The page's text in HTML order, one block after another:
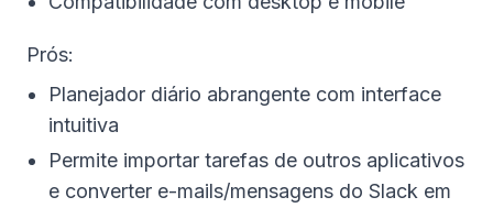
Prós:
Planejador diário abrangente com interface
intuitiva
Permite importar tarefas de outros aplicativos
e converter e-mails/mensagens do Slack em